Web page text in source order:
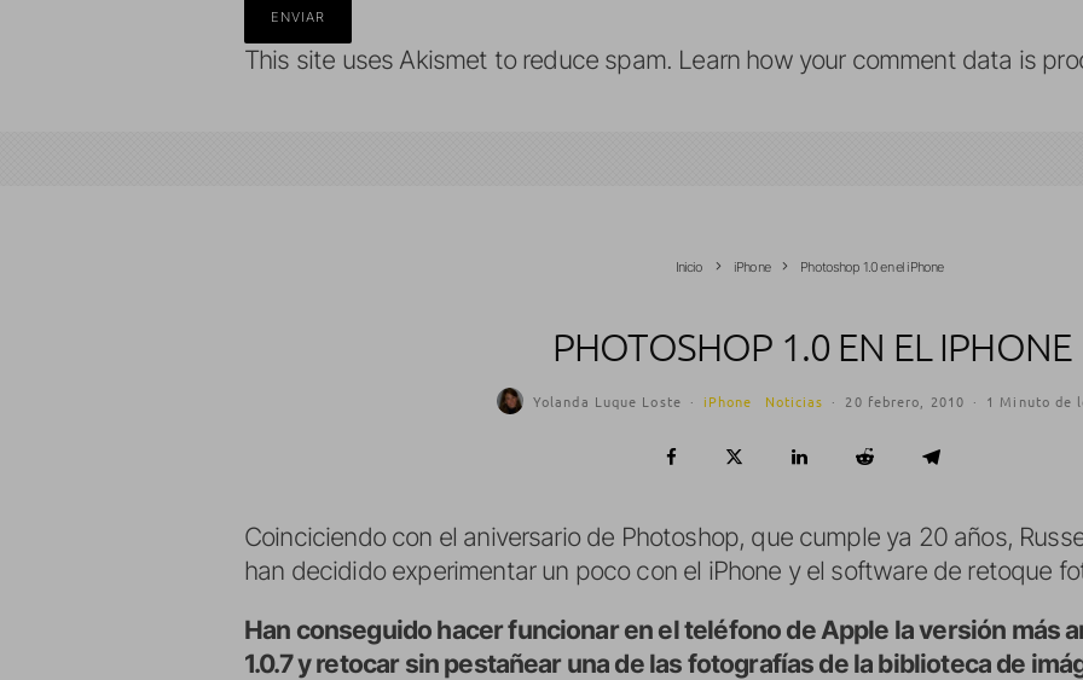
This site uses Akismet to reduce spam. Learn how your comment data is
Inicio iPhone Photoshop 1.0 en el iPhone
PHOTOSHOP 1.0 EN EL IPHONE
Yolanda Luque Loste · iPhone Noticias · 20 febrero, 2010 · 1 Minuto de
Coinciciendo con el aniversario de Photoshop, que cumple ya 20 años,
han decidido experimentar un poco con el iPhone y el software de retoque
Han conseguido hacer funcionar en el teléfono de Apple la versión más
1.0.7 y retocar sin pestañear una de las fotografías de la biblioteca de